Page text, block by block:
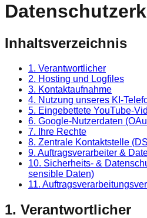
Inhaltsverzeichnis
1. Verantwortlicher
2. Hosting und Logfiles
3. Kontaktaufnahme
4. Nutzung unseres
5. Eingebettete
6. Google‑Nutzerdaten
7. Ihre Rechte
8. Zentrale Kontaktstelle
9. Auftragsverarbeiter &
10. Sicherheits- &
sensible Daten)
11.
1. Verantwortlicher